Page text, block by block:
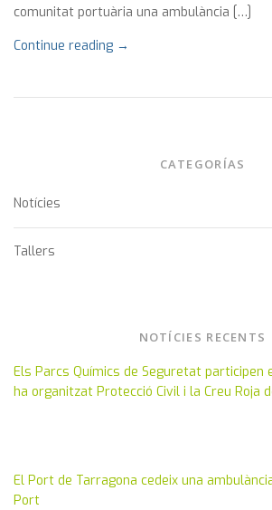
comunitat portuària una ambulància […]
Continue reading →
CATEGORÍAS
Notícies
Tallers
NOTÍCIES RECENTS
Els Parcs Químics de Seguretat participen
ha organitzat Protecció Civil i la Creu Roja
El Port de Tarragona cedeix una
Port